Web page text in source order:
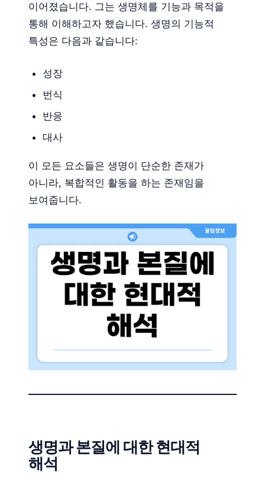
이어졌습니다. 그는 생명체를 기능과 목적을
통해 이해하고자 했습니다. 생명의 기능적
특성은 다음과 같습니다:
성장
번식
반응
대사
이 모든 요소들은 생명이 단순한 존재가
아니라, 복합적인 활동을 하는 존재임을
보여줍니다.
생명과 본질에 대한 현대적
해석